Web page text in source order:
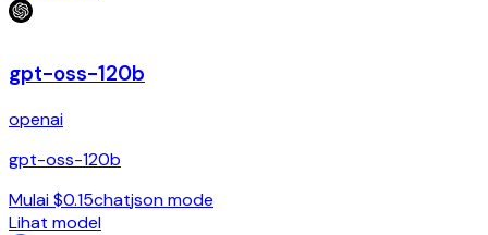
gpt-oss-120b
openai
gpt-oss-120b
Mulai $0.15chatjson mode
Lihat model